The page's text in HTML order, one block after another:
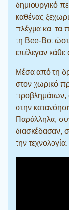
δημιουργικό
καθένας
πλέγμα και τα
τη Bee-Bot
επέλεγαν κάθε
Μέσα από τη
στον χωρικό
προβλημάτων,
στην
Παράλληλα,
διασκέδασαν,
την τεχνολογία.